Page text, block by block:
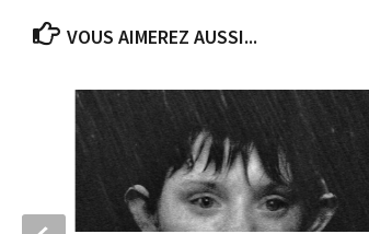
VOUS AIMEREZ AUSSI...